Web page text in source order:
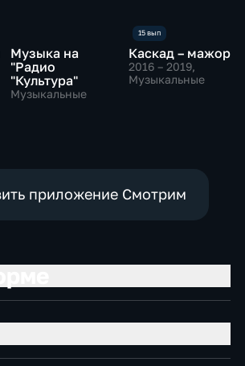
Музыка на
"Радио
"Культура"
Музыкальные
Каскад – мажор
2016 – 2019,
Музыкальные
приложение Смотрим